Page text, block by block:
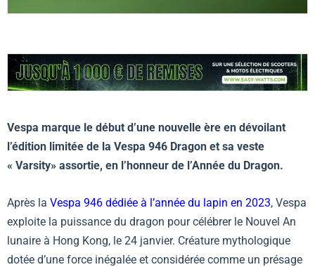
Vespa marque le début d’une nouvelle ère en dévoilant
l’édition limitée de la Vespa 946 Dragon et sa veste
« Varsity» assortie, en l’honneur de l’Année du Dragon.
Après la Vespa 946 dédiée à l’année du lapin en 2023, Vespa
exploite la puissance du dragon pour célébrer le Nouvel An
lunaire à Hong Kong, le 24 janvier. Créature mythologique
dotée d’une force inégalée et considérée comme un présage